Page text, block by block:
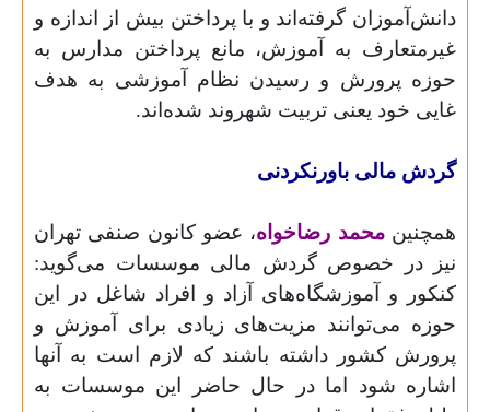
دانش‌آموزان گرفته‌اند و با پرداختن بیش از اندازه و
غیر‌متعارف به آموزش، مانع پرداختن مدارس به
حوزه پرورش و رسیدن نظام آموزشی به هدف
غایی خود یعنی تربیت شهروند شده‌اند.
گردش مالی باور‌نکردنی
همچنینمحمد رضاخواه، عضو کانون صنفی تهران
نیز در خصوص گردش مالی موسسات می‌گوید:
کنکور و آموزشگاه‌های آزاد و افراد شاغل در این
حوزه می‌توانند مزیت‌های زیادی برای آموزش و
پرورش کشور داشته باشند که لازم است به آنها
اشاره شود‌ اما در حال حاضر این موسسات به